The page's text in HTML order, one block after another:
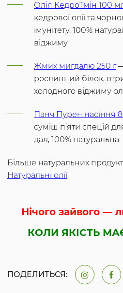
Олія КедроТмін 100
кедрової олії та
імунітету. 100%
віджиму
Жмих мигдалю 250 г—
рослинний білок,
холодного віджиму
Панч Пурен насіння
суміш п’яти спецій
дал, 100% натуральна
Більше натуральних
Натуральні олії.
Нічого зайвого —
КОЛИ ЯКІСТЬ
ПОДЕЛИТЬСЯ: